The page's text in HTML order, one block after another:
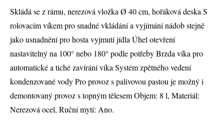
Skládá se z rámu, nerezová vložka Ø 40 cm, hořáková deska S
rolovacím víkem pro snadné vkládání a vyjímání nádob stejně
jako usnadnění pro hosta vyjmutí jídla Úhel otevření
nastavitelný na 100° nebo 180° podle potřeby Brzda víka pro
automatické a tiché zavírání víka Systém zpětného vedení
kondenzované vody Pro provoz s palivovou pastou je možný i
demontovaný provoz s topným tělesem Objem: 8 l, Materiál:
Nerezová ocel, Ruční mytí: Ano.